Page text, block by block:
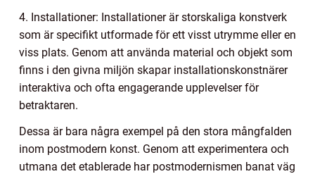
4. Installationer: Installationer är storskaliga konstverk
som är specifikt utformade för ett visst utrymme eller en
viss plats. Genom att använda material och objekt som
finns i den givna miljön skapar installationskonstnärer
interaktiva och ofta engagerande upplevelser för
betraktaren.
Dessa är bara några exempel på den stora mångfalden
inom postmodern konst. Genom att experimentera och
utmana det etablerade har postmodernismen banat väg